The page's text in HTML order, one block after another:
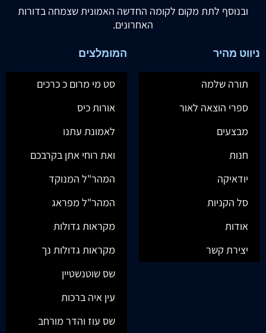
ובנוסף לתת מקום לקומה החדשה האמונית שצמחה בדורות
האחרונים.
ניווט מהיר
תורה שלמה
ספרי הוצאה לאור
מבצעים
חנות
יודאיקה
סל הקניות
אודות
יצירת קשר
המומלצים
סט מי מרום כ כרכים
אורות כיס
לאמונת עתנו
ואת רוחי אתן בקרבכם
המהר"ל המנוקד
המהר"ל מפראג
מקראות גדולות
מקראות גדולות נך
שס שוטנשטיין
עין איה ברכות
שס עוז והדר מורחב